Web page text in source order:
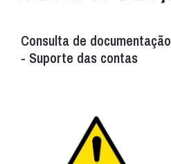
Consulta de documentação
- Suporte das contas